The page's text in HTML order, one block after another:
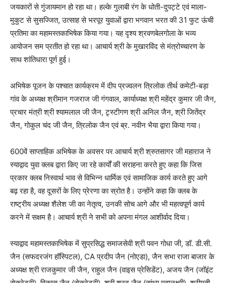
जयकारों से गुंजायमान हो रहा था। हल्के गुलाबी रंग के धोती-दुपट्टे एवं माला-
मुकुट से सुसज्जित, उत्साह से भरपूर युवाओं द्वारा भगवान भरत की 31 फुट ऊंची
प्रतिमा का महामस्तकाभिषेक किया गया। यह दृश्य श्रवणबेलगोला के भव्य
आयोजन सम प्रतीत हो रहा था। आचार्य श्री के मुखारविंद से मंत्रोच्चारण के
साथ शांतिधारा पूर्ण हुई।
अभिषेक पूजन के पश्चात कार्यक्रम में दीप प्रज्वलन त्रिलोक तीर्थ कमेटी-बड़ा
गांव के अध्यक्ष श्रीमान गजराज जी गंगवाल, कार्याध्यक्ष श्री महेंद्र कुमार जी जैन,
प्रचार मंत्री श्री श्यामलाल जी जैन, टृस्टीगण श्री अनिल जैन, श्री जितेंद्र
जैन, गोकुल चंद जी जैन, त्रिलोक जैन एवं ब्र. नवीन भैया द्वारा किया गया।
600वें साप्ताहिक अभिषेक के अवसर पर आचार्य श्री श्रुतसागर जी महाराज ने
स्याद्वाद युवा क्लब द्वारा किए जा रहे कार्यों की सराहना करते हुए कहा कि जिस
प्रकार क्लब निस्वार्थ भाव से विभिन्न धार्मिक एवं सामाजिक कार्य करते हुए आगे
बढ़ रहा है, वह दूसरों के लिए प्रेरणा का स्रोत है। उन्होंने कहा कि क्लब के
राष्ट्रीय अध्यक्ष शैलेश जी का नेतृत्व, उनकी सोच आगे और भी महत्वपूर्ण कार्य
करने में सक्षम है। आचार्य श्री ने सभी को अपना मंगल आशीर्वाद दिया।
स्याद्वाद महामस्तकाभिषेक में सुप्रसिद्ध समाजसेवी श्री पवन गोधा जी, डॉ. डी.सी.
जैन (सफदरजंग हॉस्पिटल), CA प्रदीप जैन (नोएडा), जैन सभा राजा बाजार के
अध्यक्ष श्री राजकुमार जी जैन, राहुल जैन (वाइस प्रेसिडेंट), अजय जैन (जॉइंट